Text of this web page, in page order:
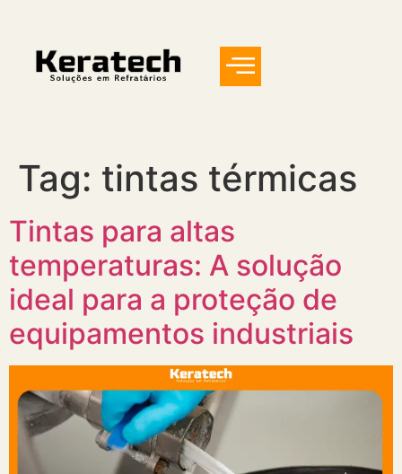
Tag: tintas térmicas
Tintas para altas
temperaturas: A solução
ideal para a proteção de
equipamentos industriais